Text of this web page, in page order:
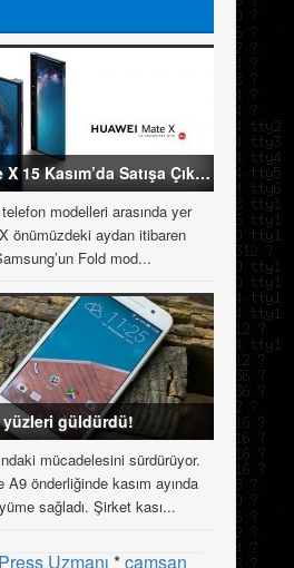
15 Kasım’da Satışa Çıkıyor
modelleri arasında yer
önümüzdeki aydan itibaren
Fold mod...
yüzleri güldürdü!
mücadelesini sürdürüyor.
A9 önderliğinde kasım ayında
sağladı. Şirket kası...
Uzmanı *çamsan